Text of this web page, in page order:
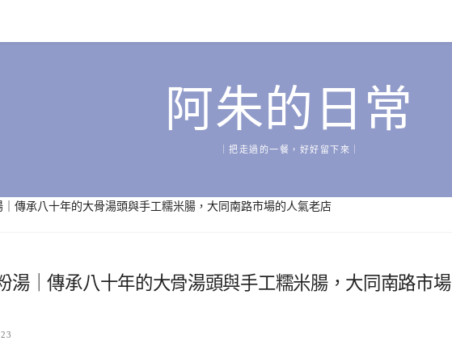
阿朱的日常
｜把走過的一餐，好好留下來｜
｜傳承八十年的大骨湯頭與手工糯米腸，大同南路市場的人氣老店
湯｜傳承八十年的大骨湯頭與手工糯米腸，大同南路市場